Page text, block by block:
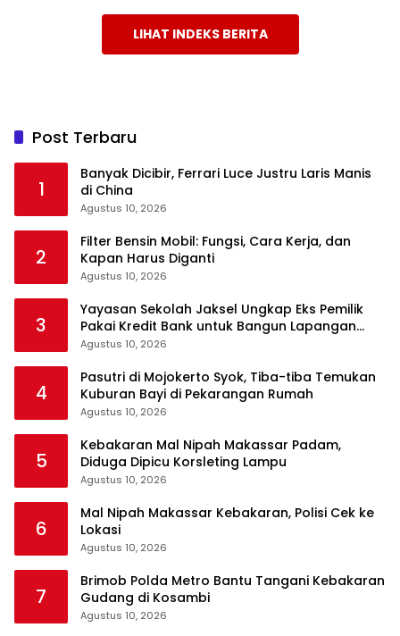
LIHAT INDEKS BERITA
Post Terbaru
1
Banyak Dicibir, Ferrari Luce Justru Laris Manis
di China
Agustus 10, 2026
2
Filter Bensin Mobil: Fungsi, Cara Kerja, dan
Kapan Harus Diganti
Agustus 10, 2026
3
Yayasan Sekolah Jaksel Ungkap Eks Pemilik
Pakai Kredit Bank untuk Bangun Lapangan
Padel
Agustus 10, 2026
4
Pasutri di Mojokerto Syok, Tiba-tiba Temukan
Kuburan Bayi di Pekarangan Rumah
Agustus 10, 2026
5
Kebakaran Mal Nipah Makassar Padam,
Diduga Dipicu Korsleting Lampu
Agustus 10, 2026
6
Mal Nipah Makassar Kebakaran, Polisi Cek ke
Lokasi
Agustus 10, 2026
7
Brimob Polda Metro Bantu Tangani Kebakaran
Gudang di Kosambi
Agustus 10, 2026